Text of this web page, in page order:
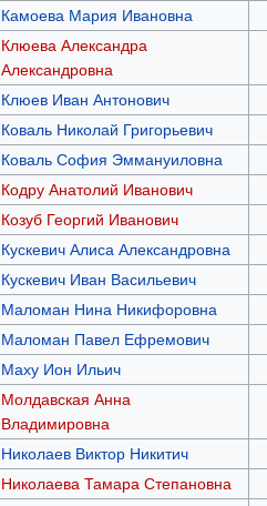
Камоева Мария Ивановна
Клюева Александра
Александровна
Клюев Иван Антонович
Коваль Николай Григорьевич
Коваль София Эммануиловна
Кодру Анатолий Иванович
Козуб Георгий Иванович
Кускевич Алиса Александровна
Кускевич Иван Васильевич
Маломан Нина Никифоровна
Маломан Павел Ефремович
Маху Ион Ильич
Молдавская Анна
Владимировна
Николаев Виктор Никитич
Николаева Тамара Степановна